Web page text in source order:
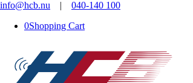
info@hcb.nu | 040-140 100
0Shopping Cart